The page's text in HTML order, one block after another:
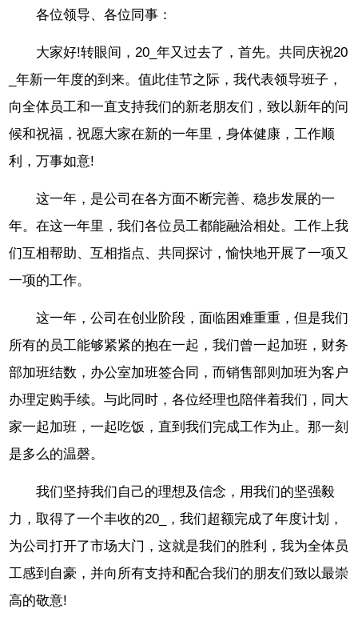
各位领导、各位同事：
大家好!转眼间，20_年又过去了，首先。共同庆祝20
_年新一年度的到来。值此佳节之际，我代表领导班子，
向全体员工和一直支持我们的新老朋友们，致以新年的问
候和祝福，祝愿大家在新的一年里，身体健康，工作顺
利，万事如意!
这一年，是公司在各方面不断完善、稳步发展的一
年。在这一年里，我们各位员工都能融洽相处。工作上我
们互相帮助、互相指点、共同探讨，愉快地开展了一项又
一项的工作。
这一年，公司在创业阶段，面临困难重重，但是我们
所有的员工能够紧紧的抱在一起，我们曾一起加班，财务
部加班结数，办公室加班签合同，而销售部则加班为客户
办理定购手续。与此同时，各位经理也陪伴着我们，同大
家一起加班，一起吃饭，直到我们完成工作为止。那一刻
是多么的温磬。
我们坚持我们自己的理想及信念，用我们的坚强毅
力，取得了一个丰收的20_，我们超额完成了年度计划，
为公司打开了市场大门，这就是我们的胜利，我为全体员
工感到自豪，并向所有支持和配合我们的朋友们致以最崇
高的敬意!